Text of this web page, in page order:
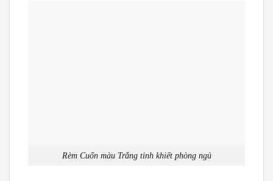
Rèm Cuốn màu Trắng tinh khiết phòng ngủ